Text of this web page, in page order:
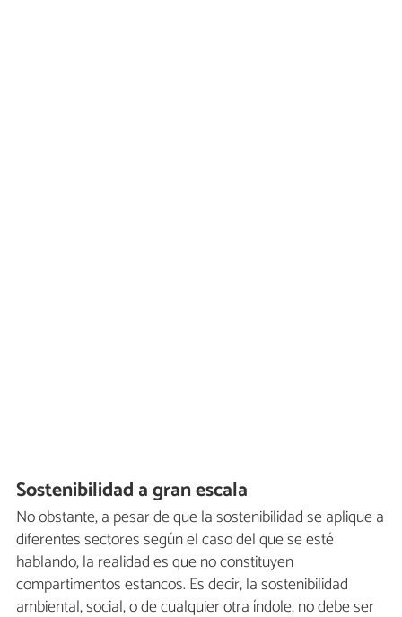
Sostenibilidad a gran escala
No obstante, a pesar de que la sostenibilidad se aplique a
diferentes sectores según el caso del que se esté
hablando, la realidad es que no constituyen
compartimentos estancos. Es decir, la sostenibilidad
ambiental, social, o de cualquier otra índole, no debe ser